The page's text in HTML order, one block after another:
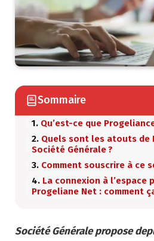
Sommaire
Qu’est-ce que
Quels sont les atouts de
Société Générale ?
Comment souscrire à ce
La connexion à l’espace
Progeliane Net : comment
Société Générale propose